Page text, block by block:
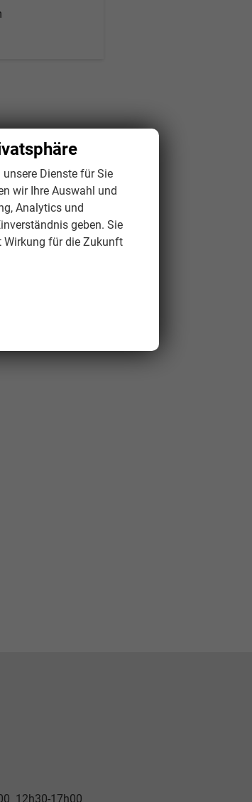
12h30-17h00
Dienste für Sie
wir Ihre Auswahl und
Analytics und
geben. Sie
Wirkung für die Zukunft